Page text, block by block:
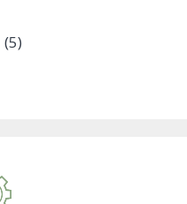
(5)